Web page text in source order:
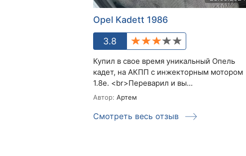
Opel Kadett 1986
3.8
Купил в свое время уникальный Опель
кадет, на АКПП с инжекторным мотором
1.8е. <br>Переварил и вы...
Автор: Артем
Смотреть весь отзыв